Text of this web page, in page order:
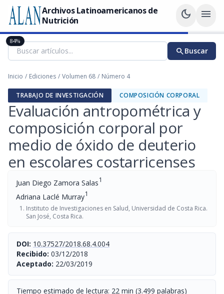
Archivos Latinoamericanos de
Nutrición
dark_mode menu
searchBuscar
Inicio / Ediciones / Volumen 68 / Número 4
TRABAJO DE INVESTIGACIÓN COMPOSICIÓN CORPORAL
Evaluación antropométrica y
composición corporal por
medio de óxido de deuterio
en escolares costarricenses
Juan Diego Zamora Salas1
Adriana Laclé Murray1
Instituto de Investigaciones en Salud, Universidad de Costa Rica.
San José, Costa Rica.
DOI: 10.37527/2018.68.4.004
Recibido: 03/12/2018
Aceptado: 22/03/2019
Tiempo estimado de lectura: 22 min (3.499 palabras)
84%